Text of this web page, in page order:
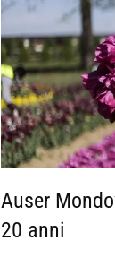
Auser
20 anni